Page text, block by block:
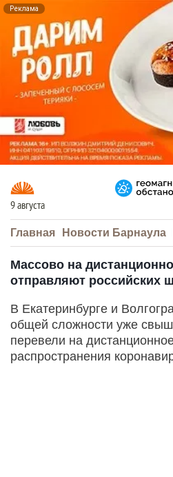
Реклама
9 августа
Главная Новости Барнаула
Массово на
отправляют российских
В Екатеринбурге и
общей сложности уже
перевели на
распространения